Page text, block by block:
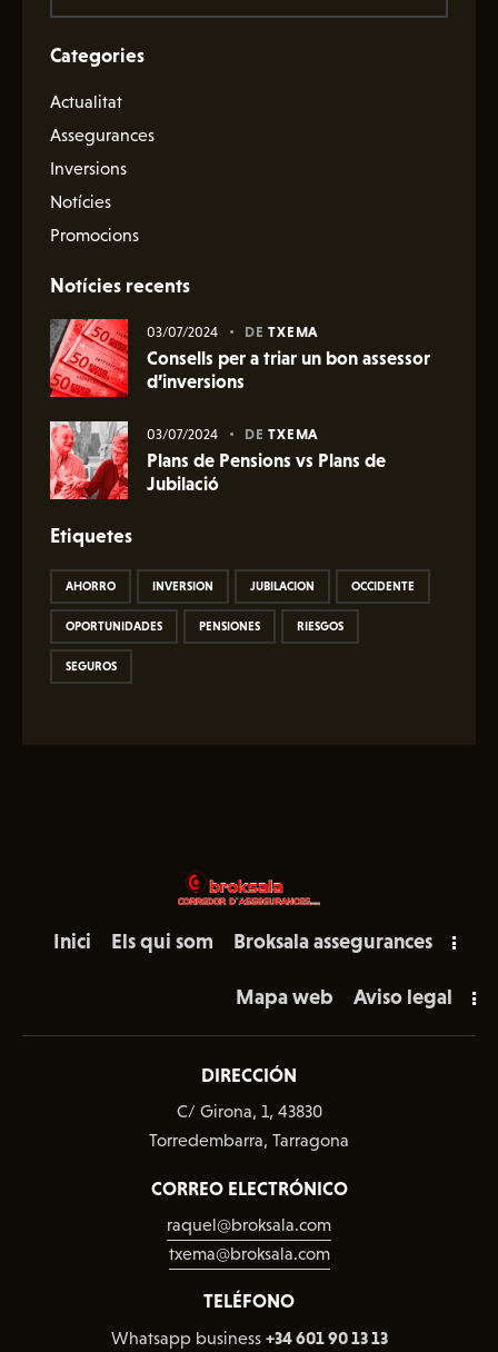
Categories
Actualitat
Assegurances
Inversions
Notícies
Promocions
Notícies recents
03/07/2024 DETXEMA
Consells per a triar un bon assessor
d’inversions
03/07/2024 DETXEMA
Plans de Pensions vs Plans de
Jubilació
Etiquetes
AHORRO INVERSION JUBILACION OCCIDENTE
OPORTUNIDADES PENSIONES RIESGOS
SEGUROS
Inici Els qui som Broksala assegurances
Mapa web Aviso legal
DIRECCIÓN
C/ Girona, 1, 43830
Torredembarra, Tarragona
CORREO ELECTRÓNICO
raquel@broksala.com
txema@broksala.com
TELÉFONO
Whatsapp business +34 601 90 13 13